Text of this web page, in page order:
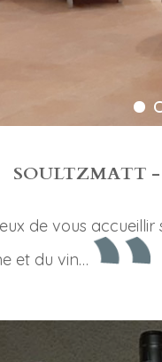
SOULTZMATT
de vous
et du vin…